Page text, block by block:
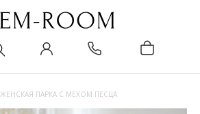
ЖЕНСКАЯ ПАРКА С МЕХОМ ПЕСЦА